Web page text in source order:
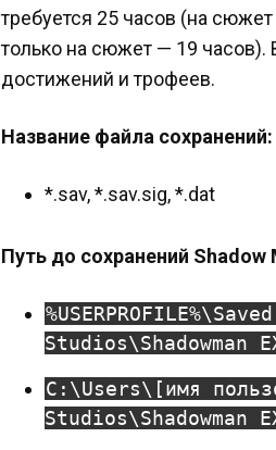
требуется 25 часов (на
только на сюжет — 19
достижений и трофеев.
Название файла сохранений:
*.sav, *.sav.sig, *.dat
Путь до сохранений Shadow
Studios\Shadowman
C:\Users\[имя
Studios\Shadowman